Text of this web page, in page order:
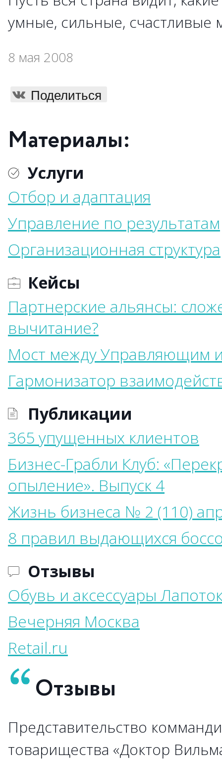
умные, сильные, счастливые
8 мая 2008
Поделиться
Материалы:
Услуги
Отбор и адаптация
Управление по результатам
Организационная структура
Кейсы
Партнерские альянсы:
вычитание?
Мост между Управляющим
Гармонизатор
Публикации
365 упущенных клиентов
Бизнес-Грабли Клуб:
опыление». Выпуск 4
Жизнь бизнеса № 2 (110)
8 правил выдающихся
Отзывы
Обувь и аксессуары
Вечерняя Москва
Retail.ru
Отзывы
Представительство
товарищества «Доктор
→
→
→
→
→
→
→
→
→